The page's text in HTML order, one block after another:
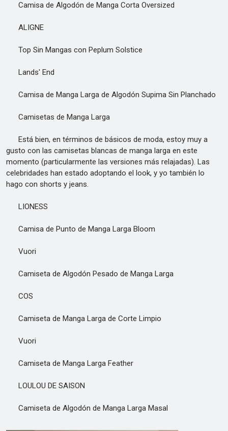
Camisa de Algodón de Manga Corta Oversized
ALIGNE
Top Sin Mangas con Peplum Solstice
Lands' End
Camisa de Manga Larga de Algodón Supima Sin Planchado
Camisetas de Manga Larga
Está bien, en términos de básicos de moda, estoy muy a
gusto con las camisetas blancas de manga larga en este
momento (particularmente las versiones más relajadas). Las
celebridades han estado adoptando el look, y yo también lo
hago con shorts y jeans.
LIONESS
Camisa de Punto de Manga Larga Bloom
Vuori
Camiseta de Algodón Pesado de Manga Larga
COS
Camiseta de Manga Larga de Corte Limpio
Vuori
Camiseta de Manga Larga Feather
LOULOU DE SAISON
Camiseta de Algodón de Manga Larga Masal